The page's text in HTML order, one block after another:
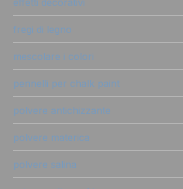
effetti decorativi
fregi di legno
mescolare i colori
pennelli per chalk paint
polvere antichizzante
polvere materica
polvere salina